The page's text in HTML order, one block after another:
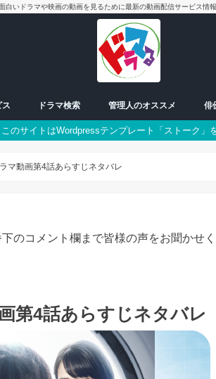
白いドラマや映画の動画を見るために最新の動画配信サービス情
ス ドラマ検索
放送中ドラマ
50音別検索
番組一覧表
曜日検索 朝
日
月
火
水
木
金
土
ス
管理人のオススメ 俳
男
女
このサイトはWordpressテンプレート「ストーク」
マ動画第4話あらすじネタバレ
のコメント欄まで皆様の声をお聞かせ
第4話あらすじネタバレ